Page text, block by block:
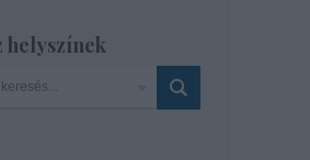
helyszínek